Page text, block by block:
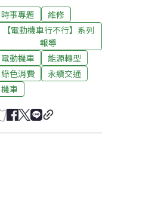
時事專題
維修
【電動機車行不行】系列
報導
電動機車
能源轉型
綠色消費
永續交通
機車